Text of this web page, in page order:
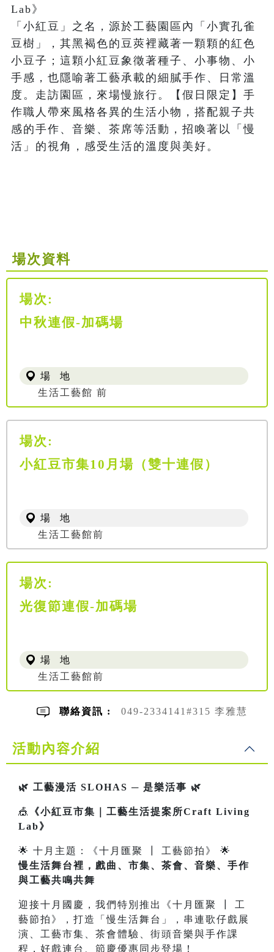
Lab》
「小紅豆」之名，源於工藝園區內「小實孔雀
豆樹」，其黑褐色的豆莢裡藏著一顆顆的紅色
小豆子；這顆小紅豆象徵著種子、小事物、小
手感，也隱喻著工藝承載的細膩手作、日常溫
度。走訪園區，來場慢旅行。【假日限定】手
作職人帶來風格各異的生活小物，搭配親子共
感的手作、音樂、茶席等活動，招喚著以「慢
活」的視角，感受生活的溫度與美好。
場次資料
場次:
中秋連假-加碼場
場 地
生活工藝館 前
場次:
小紅豆市集10月場（雙十連假）
場 地
生活工藝館前
場次:
光復節連假-加碼場
場 地
生活工藝館前
聯絡資訊 : 049-2334141#315 李雅慧
活動內容介紹
🌿 工藝漫活 SLOHAS ─ 是樂活事 🌿
🎪
《小紅豆市集｜工藝生活提案所Craft Living
Lab》
🌟 十月主題：《十月匯聚 ┃ 工藝節拍》 🌟
慢生活舞台裡，戲曲、市集、茶會、音樂、手作
與工藝共鳴共舞
迎接十月國慶，我們特別推出《十月匯聚 ┃ 工
藝節拍》，打造「慢生活舞台」，串連歌仔戲展
演、工藝市集、茶會體驗、街頭音樂與手作課
程，好戲連台、節慶優惠同步登場！